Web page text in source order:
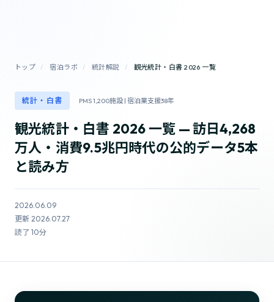
トップ / 宿泊ラボ / 統計解説 / 観光統計・白書 2026 一覧
統計・白書 PMS 1,200施設 | 宿泊業支援38年
観光統計・白書 2026 一覧 — 訪日4,268
万人・消費9.5兆円時代の公的データ5本
と読み方
2026.06.09
更新 2026.07.27
読了 10分